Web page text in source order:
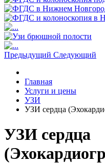
Предыдущий Следующий
Главная
Услуги и цены
УЗИ
УЗИ сердца
УЗИ сердца